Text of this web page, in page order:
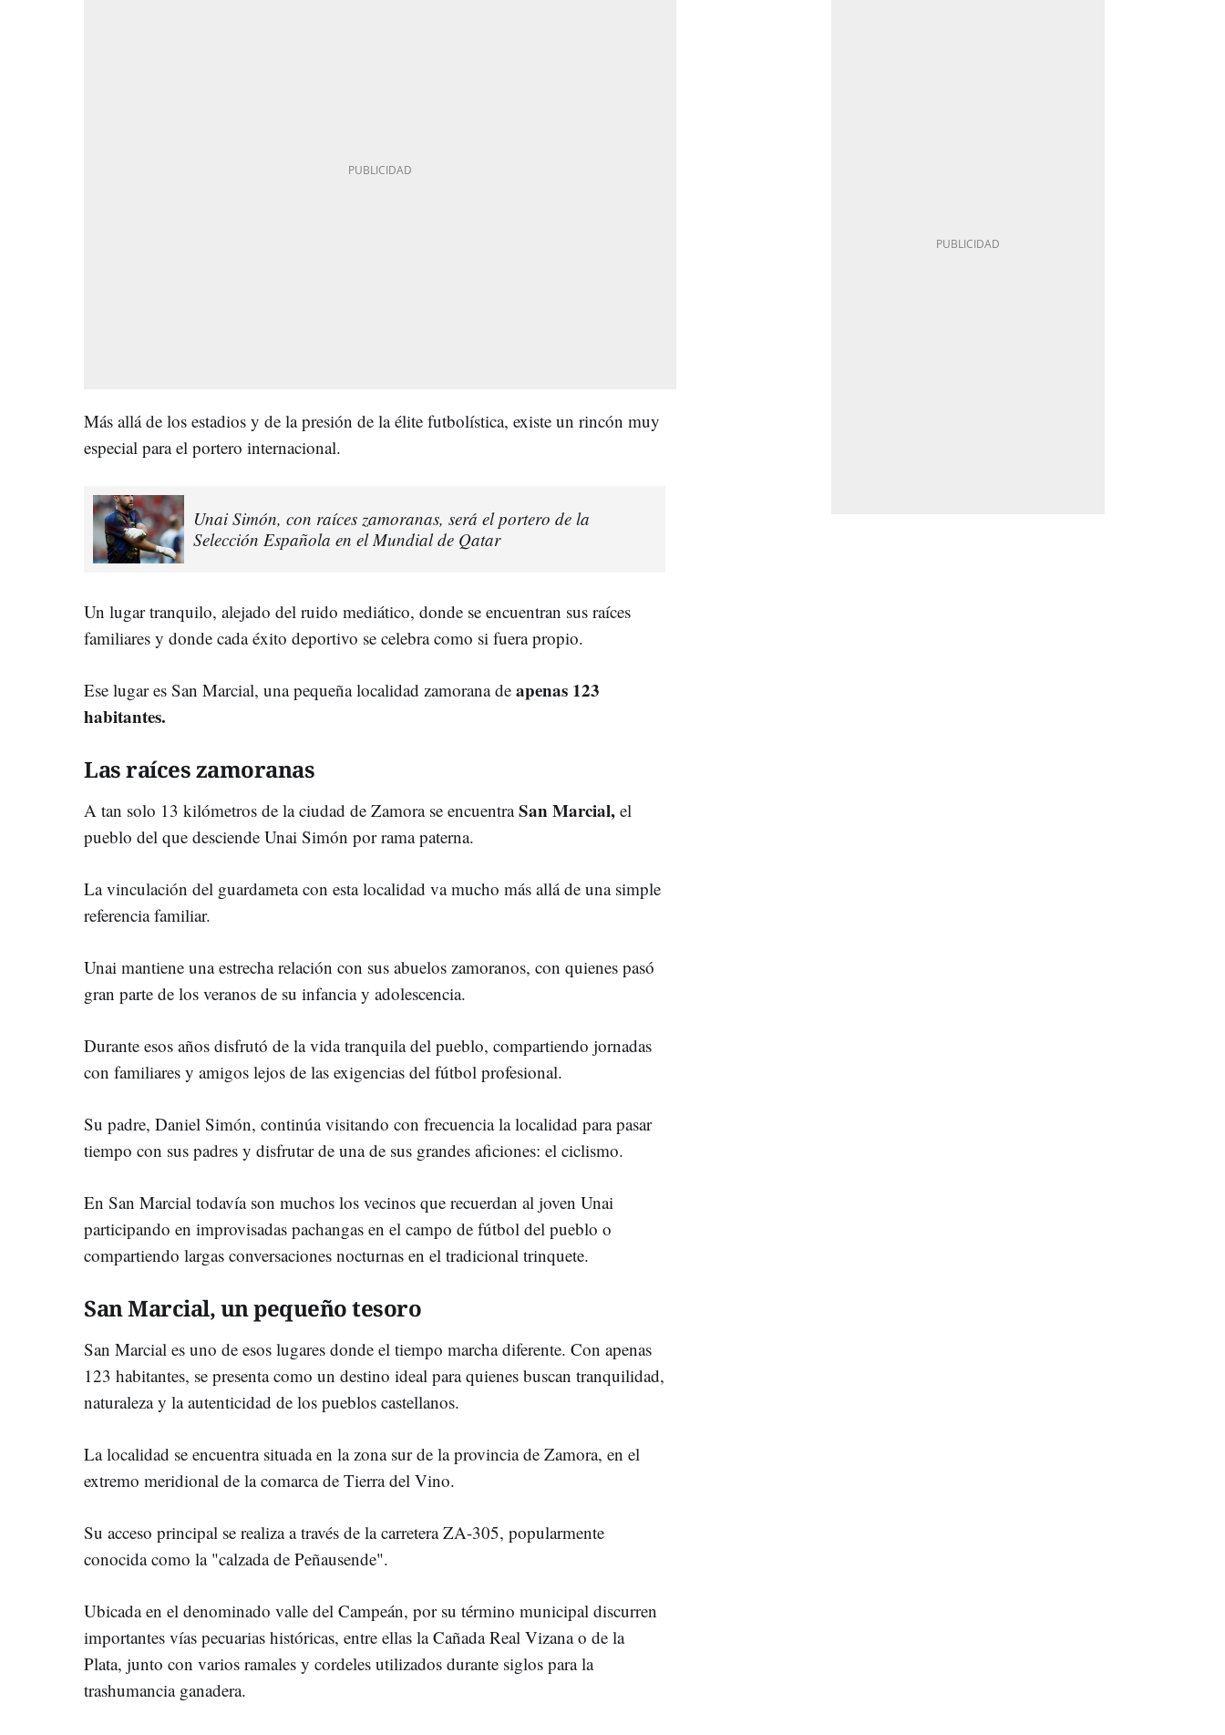
Más allá de los estadios y de la presión de la élite futbolística, existe un rincón muy
especial para el portero internacional.
Unai Simón, con raíces zamoranas, será el portero de la
Selección Española en el Mundial de Qatar
Un lugar tranquilo, alejado del ruido mediático, donde se encuentran sus raíces
familiares y donde cada éxito deportivo se celebra como si fuera propio.
Ese lugar es San Marcial, una pequeña localidad zamorana de apenas 123
habitantes.
Las raíces zamoranas
A tan solo 13 kilómetros de la ciudad de Zamora se encuentraSan Marcial, el
pueblo del que desciende Unai Simón por rama paterna.
La vinculación del guardameta con esta localidad va mucho más allá de una simple
referencia familiar.
Unai mantiene una estrecha relación con sus abuelos zamoranos, con quienes pasó
gran parte de los veranos de su infancia y adolescencia.
Durante esos años disfrutó de la vida tranquila del pueblo, compartiendo jornadas
con familiares y amigos lejos de las exigencias del fútbol profesional.
Su padre, Daniel Simón, continúa visitando con frecuencia la localidad para pasar
tiempo con sus padres y disfrutar de una de sus grandes aficiones: el ciclismo.
En San Marcial todavía son muchos los vecinos que recuerdan al joven Unai
participando en improvisadas pachangas en el campo de fútbol del pueblo o
compartiendo largas conversaciones nocturnas en el tradicional trinquete.
San Marcial, un pequeño tesoro
San Marcial es uno de esos lugares donde el tiempo marcha diferente. Con apenas
123 habitantes, se presenta como un destino ideal para quienes buscan tranquilidad,
naturaleza y la autenticidad de los pueblos castellanos.
La localidad se encuentra situada en la zona sur de la provincia de Zamora, en el
extremo meridional de la comarca de Tierra del Vino.
Su acceso principal se realiza a través de la carretera ZA-305, popularmente
conocida como la "calzada de Peñausende".
Ubicada en el denominado valle del Campeán, por su término municipal discurren
importantes vías pecuarias históricas, entre ellas la Cañada Real Vizana o de la
Plata, junto con varios ramales y cordeles utilizados durante siglos para la
trashumancia ganadera.